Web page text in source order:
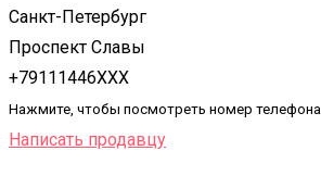
Санкт-Петербург
Проспект Славы
+79111446XXX
Нажмите, чтобы посмотреть номер телефона
Написать продавцу